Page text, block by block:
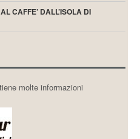
CAFFE’ DALL’ISOLA DI
molte informazioni